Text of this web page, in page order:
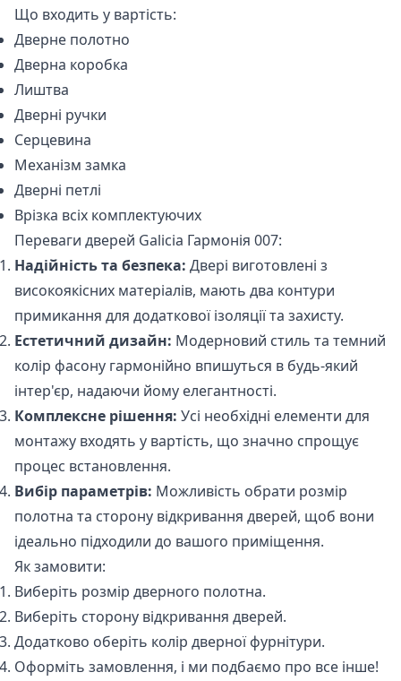
Що входить у вартість:
Дверне полотно
Дверна коробка
Лиштва
Дверні ручки
Серцевина
Механізм замка
Дверні петлі
Врізка всіх комплектуючих
Переваги дверей Galicia Гармонія 007:
Надійність та безпека: Двері виготовлені з
високоякісних матеріалів, мають два контури
примикання для додаткової ізоляції та захисту.
Естетичний дизайн: Модерновий стиль та темний
колір фасону гармонійно впишуться в будь-який
інтер'єр, надаючи йому елегантності.
Комплексне рішення: Усі необхідні елементи для
монтажу входять у вартість, що значно спрощує
процес встановлення.
Вибір параметрів: Можливість обрати розмір
полотна та сторону відкривання дверей, щоб вони
ідеально підходили до вашого приміщення.
Як замовити:
Виберіть розмір дверного полотна.
Виберіть сторону відкривання дверей.
Додатково оберіть колір дверної фурнітури.
Оформіть замовлення, і ми подбаємо про все інше!